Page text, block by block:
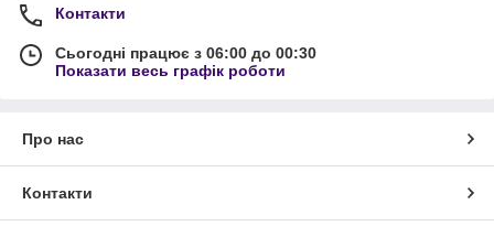
Контакти
Сьогодні працює з 06:00 до 00:30
Показати весь графік роботи
Про нас
Контакти